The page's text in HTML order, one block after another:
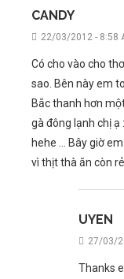
CANDY
22/03/2012 - 8:58
Có cho vào cho
sao. Bên này em
Bắc thanh hơn
gà đông lạnh chị ạ
hehe … Bây giờ
vì thịt thà ăn còn
UYEN
27/03/
Thanks